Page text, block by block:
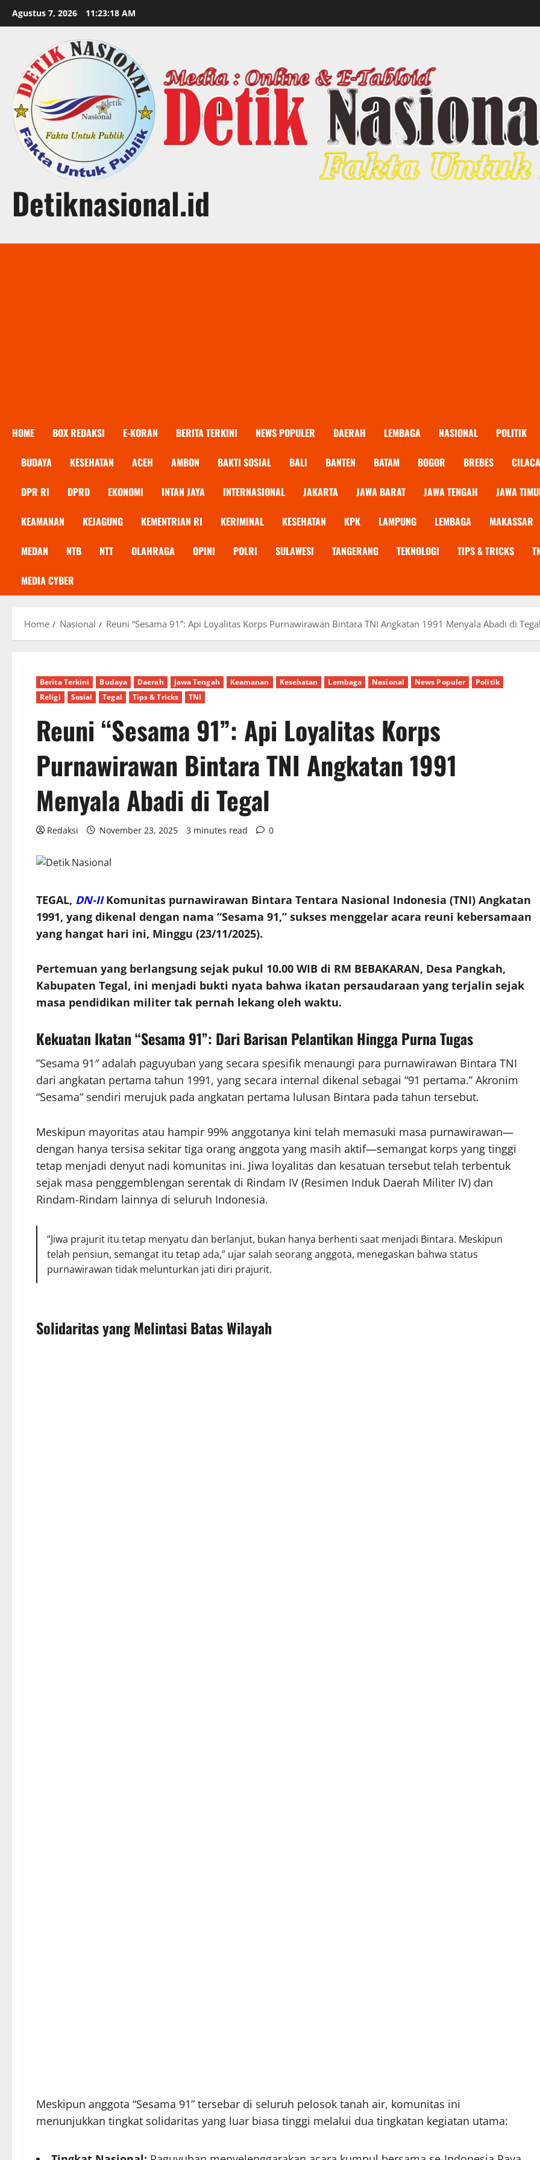
Agustus 7, 2026 11:23:19 AM
Detiknasional.id
HOME BOX REDAKSI E-KORAN BERITA TERKINI NEWS POPULER DAERAH LEMBAGA NASIONAL POLITIK
BUDAYA KESEHATAN ACEH AMBON BAKTI SOSIAL BALI BANTEN BATAM BOGOR BREBES
DPR RI DPRD EKONOMI INTAN JAYA INTERNASIONAL JAKARTA JAWA BARAT JAWA TENGAH JAWA
KEAMANAN KEJAGUNG KEMENTRIAN RI KERIMINAL KESEHATAN KPK LAMPUNG LEMBAGA MAKASSAR
MEDAN NTB NTT OLAHRAGA OPINI POLRI SULAWESI TANGERANG TEKNOLOGI TIPS & TRICKS
MEDIA CYBER
Home Nasional Reuni “Sesama 91”: Api Loyalitas Korps Purnawirawan Bintara TNI Angkatan 1991 Menyala Abadi di Tegal
Berita Terkini Budaya Daerah Jawa Tengah Keamanan Kesehatan Lembaga Nasional News Populer
Politik
Religi
Sosial Tegal Tips & Tricks TNI
Reuni “Sesama 91”: Api Loyalitas Korps
Purnawirawan Bintara TNI Angkatan 1991
Menyala Abadi di Tegal
Redaksi November 23, 2025 3 minutes read 0
TEGAL, DN-II Komunitas purnawirawan Bintara Tentara Nasional Indonesia (TNI) Angkatan
1991, yang dikenal dengan nama “Sesama 91,” sukses menggelar acara reuni kebersamaan
yang hangat hari ini, Minggu (23/11/2025).
Pertemuan yang berlangsung sejak pukul 10.00 WIB di RM BEBAKARAN, Desa Pangkah,
Kabupaten Tegal, ini menjadi bukti nyata bahwa ikatan persaudaraan yang terjalin sejak
masa pendidikan militer tak pernah lekang oleh waktu.
​Kekuatan Ikatan “Sesama 91”: Dari Barisan Pelantikan Hingga Purna Tugas
​”Sesama 91″ adalah paguyuban yang secara spesifik menaungi para purnawirawan Bintara TNI
dari angkatan pertama tahun 1991, yang secara internal dikenal sebagai “91 pertama.” Akronim
“Sesama” sendiri merujuk pada angkatan pertama lulusan Bintara pada tahun tersebut.
​Meskipun mayoritas atau hampir 99% anggotanya kini telah memasuki masa purnawirawan—
dengan hanya tersisa sekitar tiga orang anggota yang masih aktif—semangat korps yang tinggi
tetap menjadi denyut nadi komunitas ini. Jiwa loyalitas dan kesatuan tersebut telah terbentuk
sejak masa penggemblengan serentak di Rindam IV (Resimen Induk Daerah Militer IV) dan
Rindam-Rindam lainnya di seluruh Indonesia.
​”Jiwa prajurit itu tetap menyatu dan berlanjut, bukan hanya berhenti saat menjadi Bintara. Meskipun
telah pensiun, semangat itu tetap ada,” ujar salah seorang anggota, menegaskan bahwa status
purnawirawan tidak melunturkan jati diri prajurit.
​Solidaritas yang Melintasi Batas Wilayah
​Meskipun anggota “Sesama 91” tersebar di seluruh pelosok tanah air, komunitas ini
menunjukkan tingkat solidaritas yang luar biasa tinggi melalui dua tingkatan kegiatan utama: